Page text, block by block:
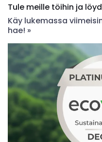
Tule meille töihin ja
Käy lukemassa
hae! »